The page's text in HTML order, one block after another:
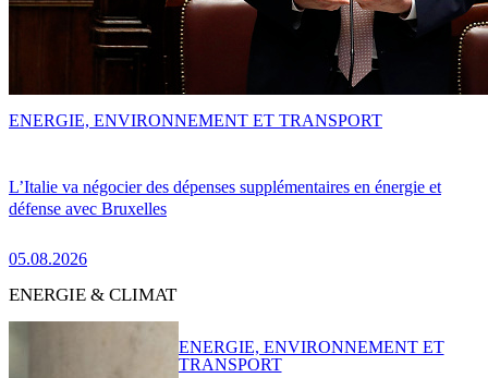
L’Italie va négocier des dépenses supplémentaires en énergie et
défense avec Bruxelles
05.08.2026
ENERGIE, ENVIRONNEMENT ET TRANSPORT
ENERGIE & CLIMAT
ENERGIE, ENVIRONNEMENT ET
TRANSPORT